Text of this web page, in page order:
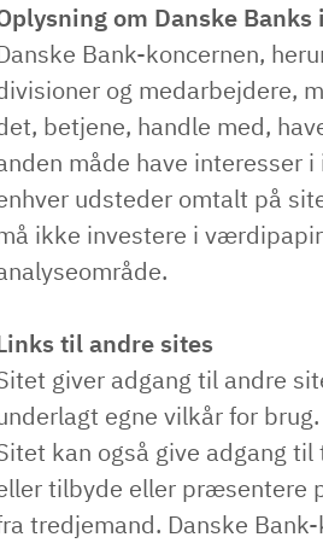
om Danske
Bank-koncernen,
og medarbejdere,
betjene, handle med,
måde have interesser
udsteder omtalt på
ikke investere i
til andre sites
giver adgang til andre
egne vilkår for
kan også give adgang
tilbyde eller præsentere
tredjemand. Danske